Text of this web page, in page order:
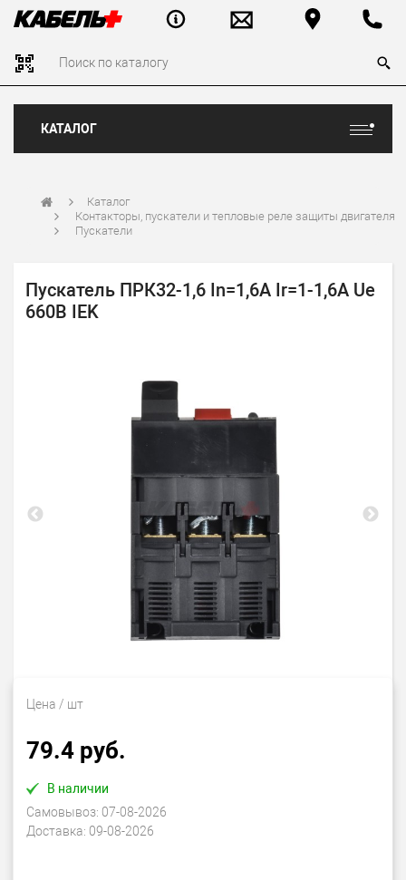
КАТАЛОГ
Каталог
Контакторы, пускатели и тепловые реле защиты двигателя
Пускатели
Пускатель ПРК32-1,6 In=1,6A Ir=1-1,6A Ue
660В IEK
Цена / шт
79.4 руб.
В наличии
Самовывоз: 07-08-2026
Доставка: 09-08-2026